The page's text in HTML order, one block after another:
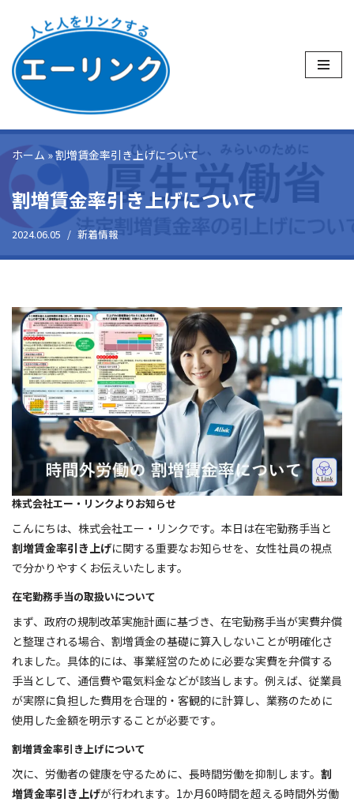
ン
テ
ス
キ
ッ
プ
ホーム»割増賃金率引き上げについて
割増賃金率引き上げについて
2024.06.05 新着情報
株式会社エー・リンクよりお知らせ
こんにちは、株式会社エー・リンクです。本日は在宅勤務手当と
割増賃金率引き上げに関する重要なお知らせを、女性社員の視点
で分かりやすくお伝えいたします。
在宅勤務手当の取扱いについて
まず、政府の規制改革実施計画に基づき、在宅勤務手当が実費弁償
と整理される場合、割増賃金の基礎に算入しないことが明確化さ
れました。具体的には、事業経営のために必要な実費を弁償する
手当として、通信費や電気料金などが該当します。例えば、従業員
が実際に負担した費用を合理的・客観的に計算し、業務のために
使用した金額を明示することが必要です​​。
割増賃金率引き上げについて
次に、労働者の健康を守るために、長時間労働を抑制します。 割
増賃金率引き上げが行われます。1か月60時間を超える時間外労働